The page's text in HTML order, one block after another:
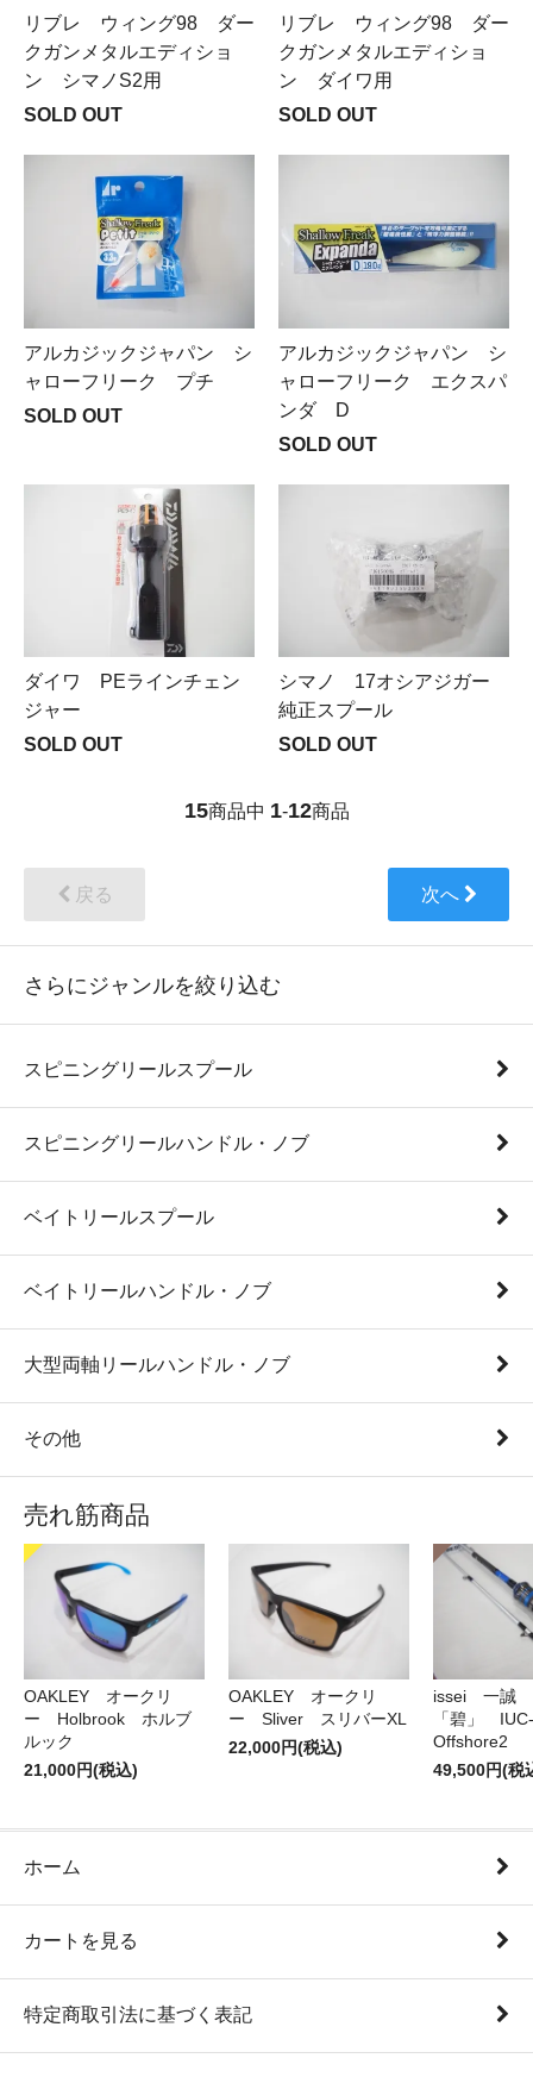
リブレ ウィング98 ダー
クガンメタルエディショ
ン シマノS2用
SOLD OUT
リブレ ウィング98 ダー
クガンメタルエディショ
ン ダイワ用
SOLD OUT
アルカジックジャパン シ
ャローフリーク プチ
SOLD OUT
アルカジックジャパン シ
ャローフリーク エクスパ
ンダ D
SOLD OUT
ダイワ PEラインチェン
ジャー
SOLD OUT
シマノ 17オシアジガー
純正スプール
SOLD OUT
15商品中 1-12商品
戻る 次へ
さらにジャンルを絞り込む
スピニングリールスプール
スピニングリールハンドル・ノブ
ベイトリールスプール
ベイトリールハンドル・ノブ
大型両軸リールハンドル・ノブ
その他
売れ筋商品
OAKLEY オークリ
ー Holbrook ホルブ
ルック
21,000円(税込)
OAKLEY オークリ
ー Sliver スリバーXL
22,000円(税込)
issei 一
「碧」
Offshore2
49,500円(税
ホーム
カートを見る
特定商取引法に基づく表記